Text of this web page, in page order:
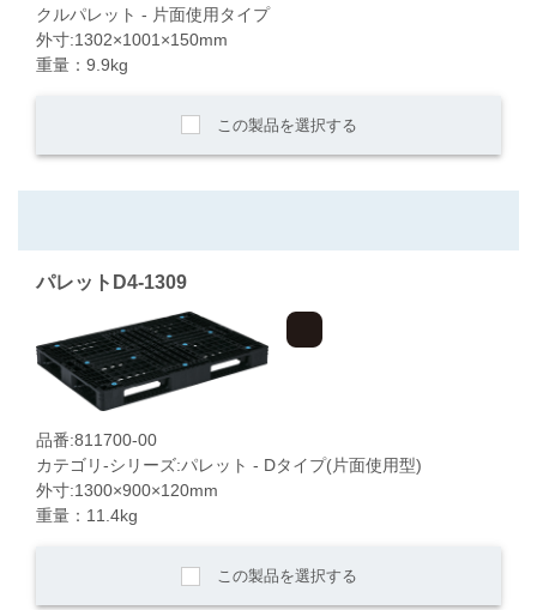
クルパレット - 片面使用タイプ
外寸:1302×1001×150mm
重量：9.9kg
この製品を選択する
パレットD4-1309
品番:811700-00
カテゴリ-シリーズ:パレット - Dタイプ(片面使用型)
外寸:1300×900×120mm
重量：11.4kg
この製品を選択する